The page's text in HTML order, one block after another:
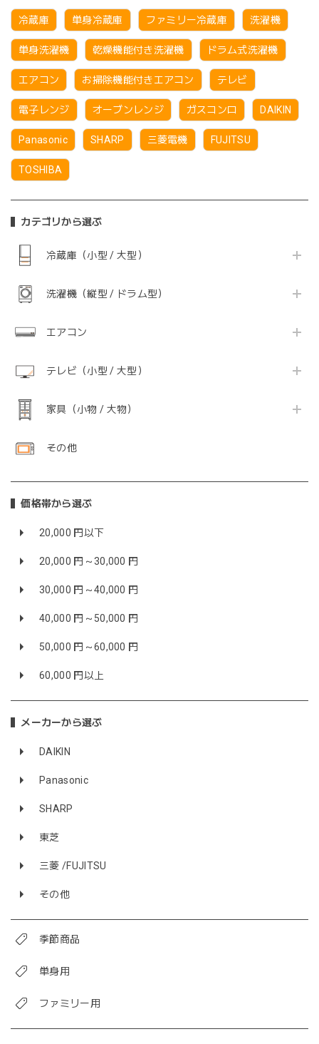
冷蔵庫 単身冷蔵庫 ファミリー冷蔵庫 洗濯機
単身洗濯機 乾燥機能付き洗濯機 ドラム式洗濯機
エアコン お掃除機能付きエアコン テレビ
電子レンジ オーブンレンジ ガスコンロ DAIKIN
Panasonic SHARP 三菱電機 FUJITSU
TOSHIBA
カテゴリから選ぶ
冷蔵庫（小型 / 大型）
洗濯機（縦型 / ドラム型）
エアコン
テレビ（小型 / 大型）
家具（小物 / 大物）
その他
価格帯から選ぶ
20,000 円以下
20,000 円～30,000 円
30,000 円～40,000 円
40,000 円～50,000 円
50,000 円～60,000 円
60,000 円以上
メーカーから選ぶ
DAIKIN
Panasonic
SHARP
東芝
三菱 /FUJITSU
その他
季節商品
単身用
ファミリー用